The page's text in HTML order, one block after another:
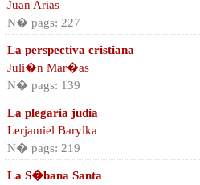
Juan Arias
N� pags: 227
La perspectiva cristiana
Juli�n Mar�as
N� pags: 139
La plegaria judia
Lerjamiel Barylka
N� pags: 219
La S�bana Santa